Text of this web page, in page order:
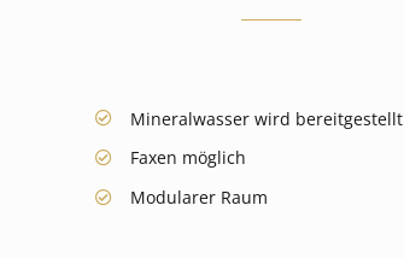
Mineralwasser wird bereitgestellt
Faxen möglich
Modularer Raum